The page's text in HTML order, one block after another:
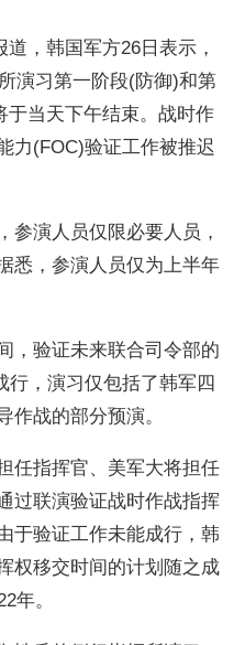
，韩国军方26日表示，
演习第一阶段(防御)和第
于当天下午结束。战时作
力(FOC)验证工作被推迟
演人员仅限必要人员，
悉，参演人员仅为上半年
验证未来联合司令部的
行，演习仅包括了韩军四
作战的部分预演。
指挥官、美军大将担任
过联演验证战时作战指挥
于验证工作未能成行，韩
权移交时间的计划随之成
年。